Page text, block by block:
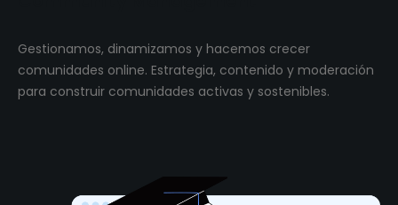
Gestionamos, dinamizamos y hacemos crecer
comunidades online. Estrategia, contenido y moderación
para construir comunidades activas y sostenibles.